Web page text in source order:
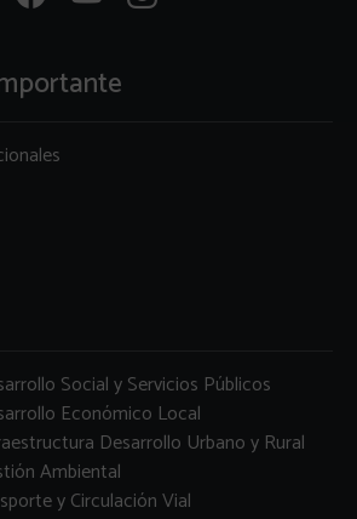
Social y Servicios Públicos
Económico Local
Desarrollo Urbano y Rural
Ambiental
y Circulación Vial